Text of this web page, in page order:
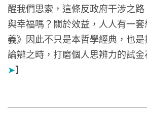
醒我們思索，這條反政府干涉之
與幸福嗎？關於效益，人人有一
義》因此不只是本哲學經典，也
論辯之時，打磨個人思辨力的試金
➤】